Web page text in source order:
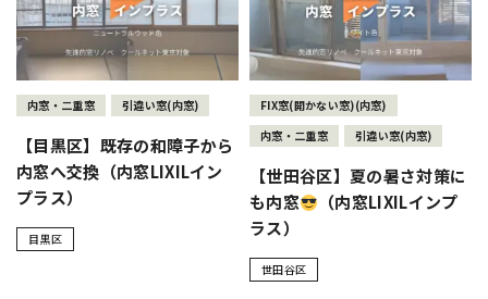
内窓・二重窓 引違い窓(内窓)
【目黒区】既存の和障子から
内窓へ交換（内窓LIXILイン
プラス）
目黒区
FIX窓(開かない窓)(内窓)
内窓・二重窓
引違い窓(内窓)
【世田谷区】夏の暑さ対策に
も内窓
（内窓LIXILインプ
ラス）
世田谷区